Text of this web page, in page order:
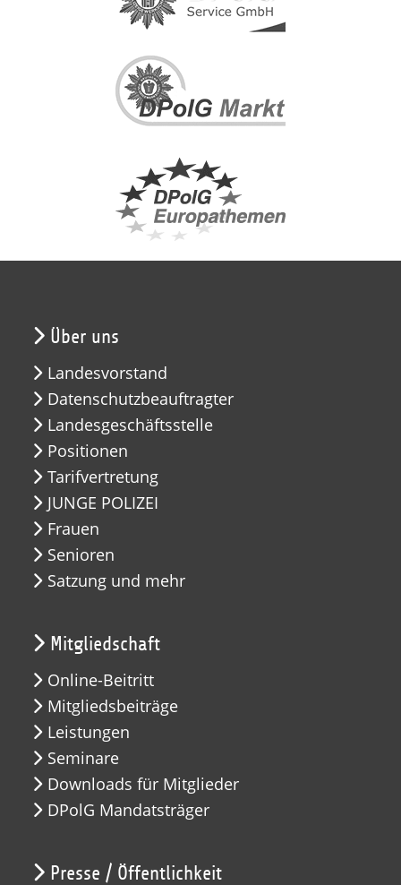
Über uns
Landesvorstand
Datenschutzbeauftragter
Landesgeschäftsstelle
Positionen
Tarifvertretung
JUNGE POLIZEI
Frauen
Senioren
Satzung und mehr
Mitgliedschaft
Online-Beitritt
Mitgliedsbeiträge
Leistungen
Seminare
Downloads für Mitglieder
DPolG Mandatsträger
Presse / Öffentlichkeit